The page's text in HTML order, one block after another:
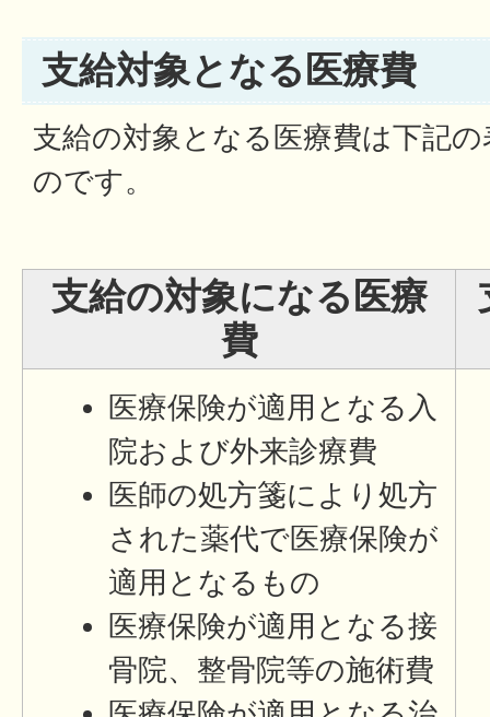
支給対象となる医療費
支給の対象となる医療費は下記
のです。
支給の対象になる医療
費
医療保険が適用となる入
院および外来診療費
医師の処方箋により処方
された薬代で医療保険が
適用となるもの
医療保険が適用となる接
骨院、整骨院等の施術費